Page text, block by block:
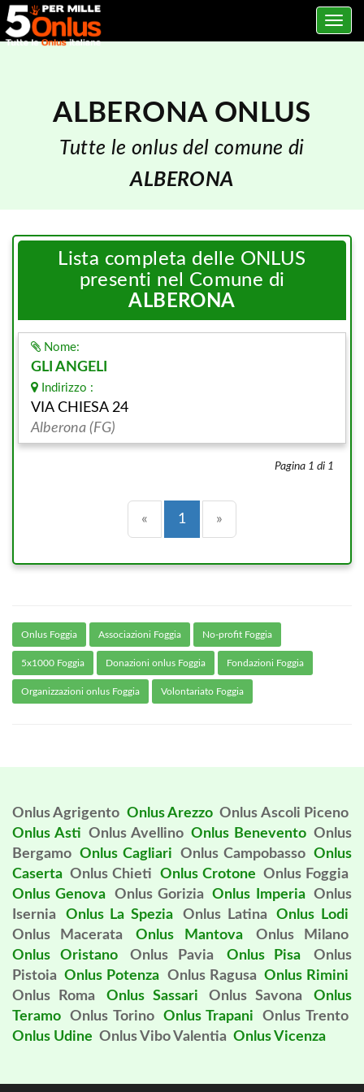
Toggle
ALBERONA ONLUS
Tutte le onlus del comune di
ALBERONA
Lista completa delle ONLUS
presenti nel Comune di
ALBERONA
Nome:
GLI ANGELI
Indirizzo :
VIA CHIESA 24
Alberona (FG)
Pagina 1 di 1
« Precedente
1 (current)
»
Onlus Foggia Associazioni Foggia No-profit Foggia
5x1000 Foggia Donazioni onlus Foggia Fondazioni Foggia
Organizzazioni onlus Foggia Volontariato Foggia
Onlus Agrigento Onlus Arezzo Onlus Ascoli Piceno
Onlus Asti Onlus Avellino Onlus Benevento Onlus
Bergamo Onlus Cagliari Onlus Campobasso Onlus
Caserta Onlus Chieti Onlus Crotone Onlus Foggia
Onlus Genova
Onlus Gorizia Onlus Imperia Onlus
Isernia
Onlus La Spezia Onlus Latina
Onlus Lodi
Onlus Macerata
Onlus Mantova
Onlus Milano
Onlus Oristano
Onlus Pavia Onlus Pisa
Onlus
Pistoia Onlus Potenza Onlus Ragusa Onlus Rimini
Onlus Roma
Onlus Sassari Onlus Savona
Onlus
Teramo
Onlus Torino Onlus Trapani
Onlus Trento
Onlus Udine Onlus Vibo Valentia Onlus Vicenza